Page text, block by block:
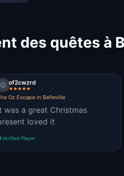
des quêtes à
of2cwzrd
Oz Escape in Belleville
was a great Christmas
loved it
Verified Player